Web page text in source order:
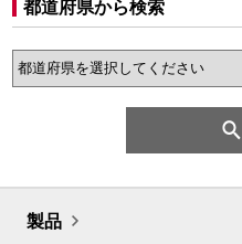
都道府県から検索
製品